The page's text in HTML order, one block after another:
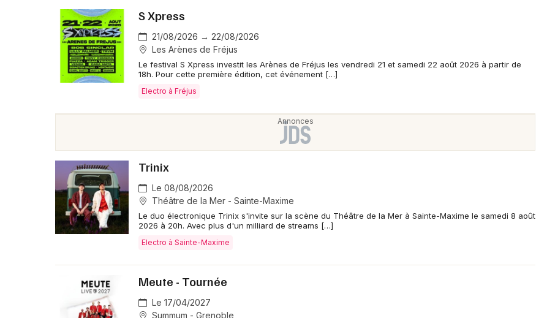
S Xpress
21/08/2026 → 22/08/2026
Les Arènes de Fréjus
Le festival S Xpress investit les Arènes de Fréjus les vendredi 21 et samedi 22 août 2026 à partir de
18h. Pour cette première édition, cet événement […]
Electro à Fréjus
Trinix
Le 08/08/2026
Théâtre de la Mer - Sainte-Maxime
Le duo électronique Trinix s'invite sur la scène du Théâtre de la Mer à Sainte-Maxime le samedi 8 août
2026 à 20h. Avec plus d'un milliard de streams […]
Electro à Sainte-Maxime
Meute - Tournée
Le 17/04/2027
Summum - Grenoble